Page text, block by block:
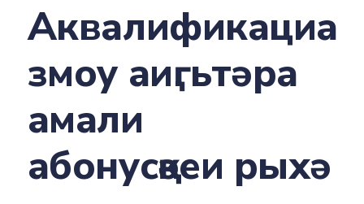
Аквалификациа
змоу аиӷьтәра
амали
абонусқәеи рыхә